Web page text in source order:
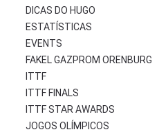
DICAS DO HUGO
ESTATÍSTICAS
EVENTS
FAKEL GAZPROM ORENBURG
ITTF
ITTF FINALS
ITTF STAR AWARDS
JOGOS OLÍMPICOS